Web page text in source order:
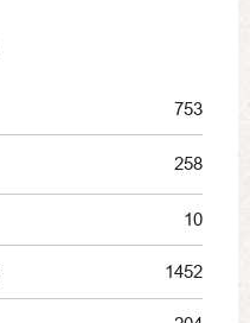
753
258
10
1452